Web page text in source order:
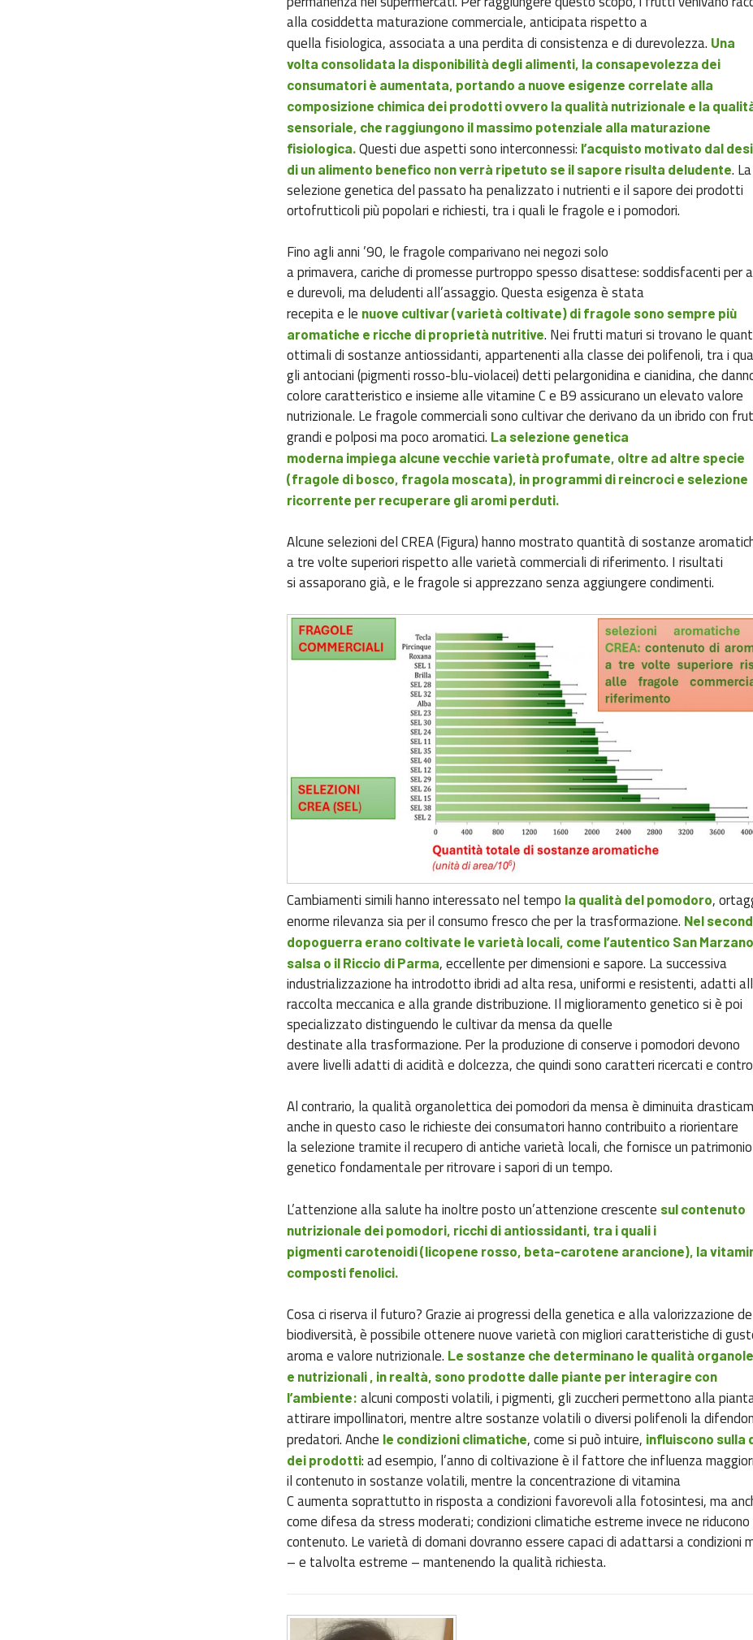
alla cosiddetta maturazione commerciale, anticipata rispetto a
quella fisiologica, associata a una perdita di consistenza e di durevolezza. Una
volta consolidata la disponibilità degli alimenti, la consapevolezza dei
consumatori è aumentata, portando a nuove esigenze correlate alla
composizione chimica dei prodotti ovvero la qualità nutrizionale e la
sensoriale, che raggiungono il massimo potenziale alla maturazione
fisiologica.Questi due aspetti sono interconnessi: l’acquisto motivato dal
di un alimento benefico non verrà ripetuto se il sapore risulta deludente. La
selezione genetica del passato ha penalizzato i nutrienti e il sapore dei prodotti
ortofrutticoli più popolari e richiesti, tra i quali le fragole e i pomodori.
Fino agli anni ’90, le fragole comparivano nei negozi solo
a primavera, cariche di promesse purtroppo spesso disattese: soddisfacenti per
e durevoli, ma deludenti all’assaggio. Questa esigenza è stata
recepita e le nuove cultivar (varietà coltivate) di fragole sono sempre più
aromatiche e ricche di proprietà nutritive. Nei frutti maturi si trovano le
ottimali di sostanze antiossidanti, appartenenti alla classe dei polifenoli, tra i
gli antociani (pigmenti rosso-blu-violacei) detti pelargonidina e cianidina, che
colore caratteristico e insieme alle vitamine C e B9 assicurano un elevato valore
nutrizionale. Le fragole commerciali sono cultivar che derivano da un ibrido con
grandi e polposi ma poco aromatici. La selezione genetica
moderna impiega alcune vecchie varietà profumate, oltre ad altre specie
(fragole di bosco, fragola moscata), in programmi di reincroci e selezione
ricorrente per recuperare gli aromi perduti.
Alcune selezioni del CREA (Figura) hanno mostrato quantità di sostanze
a tre volte superiori rispetto alle varietà commerciali di riferimento. I risultati
si assaporano già, e le fragole si apprezzano senza aggiungere condimenti.
Cambiamenti simili hanno interessato nel tempo la qualità del pomodoro,
enorme rilevanza sia per il consumo fresco che per la trasformazione. Nel
dopoguerra erano coltivate le varietà locali, come l’autentico San
salsa o il Riccio di Parma, eccellente per dimensioni e sapore. La successiva
industrializzazione ha introdotto ibridi ad alta resa, uniformi e resistenti, adatti
raccolta meccanica e alla grande distribuzione. Il miglioramento genetico si è poi
specializzato distinguendo le cultivar da mensa da quelle
destinate alla trasformazione. Per la produzione di conserve i pomodori devono
avere livelli adatti di acidità e dolcezza, che quindi sono caratteri ricercati e
Al contrario, la qualità organolettica dei pomodori da mensa è diminuita
anche in questo caso le richieste dei consumatori hanno contribuito a riorientare
la selezione tramite il recupero di antiche varietà locali, che fornisce un patrimonio
genetico fondamentale per ritrovare i sapori di un tempo.
L’attenzione alla salute ha inoltre posto un’attenzione crescente sul contenuto
nutrizionale dei pomodori, ricchi di antiossidanti, tra i quali i
pigmenti carotenoidi (licopene rosso, beta-carotene arancione), la
composti fenolici.
Cosa ci riserva il futuro? Grazie ai progressi della genetica e alla valorizzazione
biodiversità, è possibile ottenere nuove varietà con migliori caratteristiche di
aroma e valore nutrizionale. Le sostanze che determinano le qualità
e nutrizionali , in realtà, sono prodotte dalle piante per interagire con
l’ambiente: alcuni composti volatili, i pigmenti, gli zuccheri permettono alla
attirare impollinatori, mentre altre sostanze volatili o diversi polifenoli la
predatori. Anche le condizioni climatiche, come si può intuire, influiscono sulla
dei prodotti: ad esempio, l’anno di coltivazione è il fattore che influenza
il contenuto in sostanze volatili, mentre la concentrazione di vitamina
C aumenta soprattutto in risposta a condizioni favorevoli alla fotosintesi, ma
come difesa da stress moderati; condizioni climatiche estreme invece ne riducono
contenuto. Le varietà di domani dovranno essere capaci di adattarsi a condizioni
– e talvolta estreme – mantenendo la qualità richiesta.